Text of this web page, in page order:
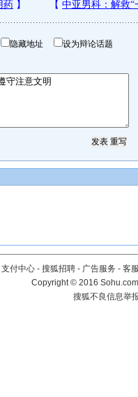
隐藏地址 设为辩论话题
支付中心 - 搜狐招聘 - 广告服务 - 客
Copyright©2016
搜狐不良信息举